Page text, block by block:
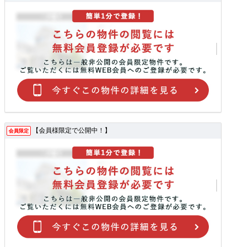
会員限定 【会員様限定で公開中！】